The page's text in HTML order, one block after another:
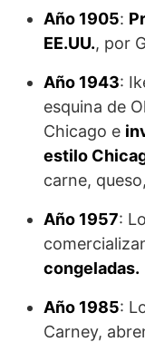
Año 1905:
EE.UU., por
Año 1943:
esquina de
Chicago e
estilo
carne,
Año 1957:
congeladas.
Año 1985:
Carney,